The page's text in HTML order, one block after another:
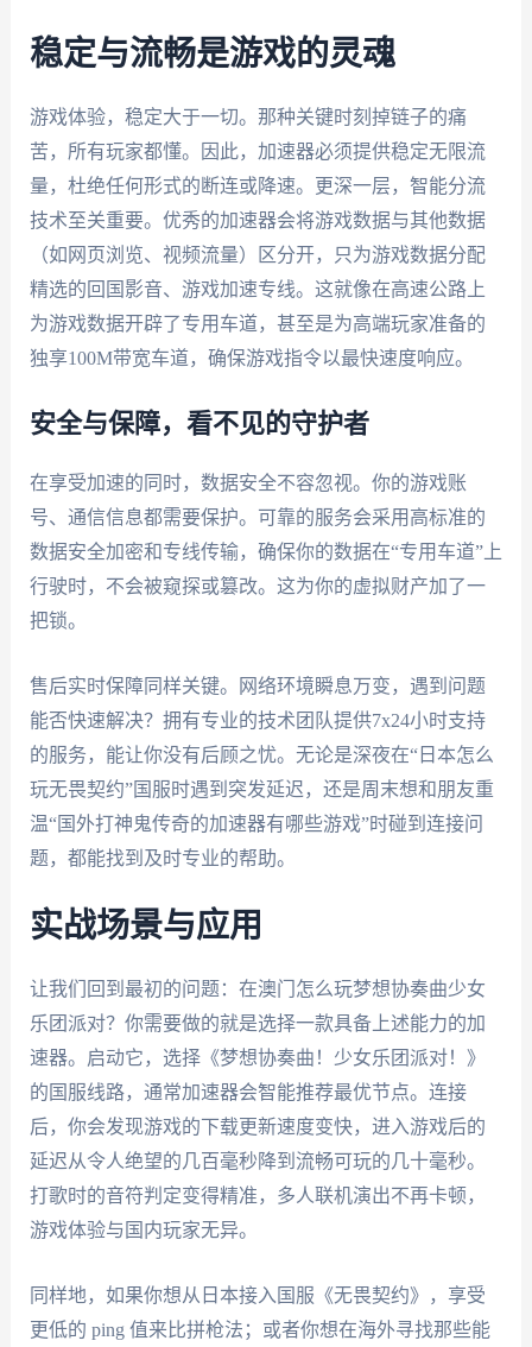
稳定与流畅是游戏的灵魂
游戏体验，稳定大于一切。那种关键时刻掉链子的痛
苦，所有玩家都懂。因此，加速器必须提供稳定无限流
量，杜绝任何形式的断连或降速。更深一层，智能分流
技术至关重要。优秀的加速器会将游戏数据与其他数据
（如网页浏览、视频流量）区分开，只为游戏数据分配
精选的回国影音、游戏加速专线。这就像在高速公路上
为游戏数据开辟了专用车道，甚至是为高端玩家准备的
独享100M带宽车道，确保游戏指令以最快速度响应。
安全与保障，看不见的守护者
在享受加速的同时，数据安全不容忽视。你的游戏账
号、通信信息都需要保护。可靠的服务会采用高标准的
数据安全加密和专线传输，确保你的数据在“专用车道”上
行驶时，不会被窥探或篡改。这为你的虚拟财产加了一
把锁。
售后实时保障同样关键。网络环境瞬息万变，遇到问题
能否快速解决？拥有专业的技术团队提供7x24小时支持
的服务，能让你没有后顾之忧。无论是深夜在“日本怎么
玩无畏契约”国服时遇到突发延迟，还是周末想和朋友重
温“国外打神鬼传奇的加速器有哪些游戏”时碰到连接问
题，都能找到及时专业的帮助。
实战场景与应用
让我们回到最初的问题：在澳门怎么玩梦想协奏曲少女
乐团派对？你需要做的就是选择一款具备上述能力的加
速器。启动它，选择《梦想协奏曲！少女乐团派对！》
的国服线路，通常加速器会智能推荐最优节点。连接
后，你会发现游戏的下载更新速度变快，进入游戏后的
延迟从令人绝望的几百毫秒降到流畅可玩的几十毫秒。
打歌时的音符判定变得精准，多人联机演出不再卡顿，
游戏体验与国内玩家无异。
同样地，如果你想从日本接入国服《无畏契约》，享受
更低的 ping 值来比拼枪法；或者你想在海外寻找那些能